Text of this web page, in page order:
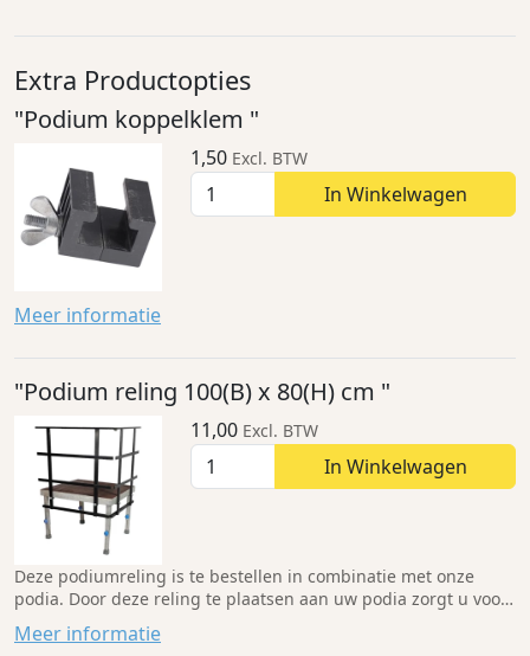
Extra Productopties
"Podium koppelklem "
1,50 Excl. BTW
In Winkelwagen
Meer informatie
"Podium reling 100(B) x 80(H) cm "
11,00 Excl. BTW
In Winkelwagen
Deze podiumreling is te bestellen in combinatie met onze
podia. Door deze reling te plaatsen aan uw podia zorgt u voor
vallen.
Meer informatie